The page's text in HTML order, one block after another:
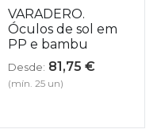
VARADERO.
Óculos de sol em
PP e bambu
Desde: 81,75 €
(mín. 25 un)